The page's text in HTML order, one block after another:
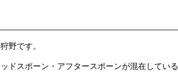
野です。
ドスポーン・アフタースポーンが混在している